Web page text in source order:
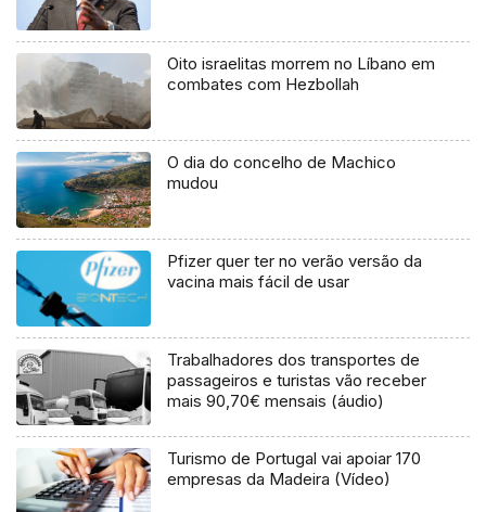
Oito israelitas morrem no Líbano em
combates com Hezbollah
O dia do concelho de Machico
mudou
Pfizer quer ter no verão versão da
vacina mais fácil de usar
Trabalhadores dos transportes de
passageiros e turistas vão receber
mais 90,70€ mensais (áudio)
Turismo de Portugal vai apoiar 170
empresas da Madeira (Vídeo)